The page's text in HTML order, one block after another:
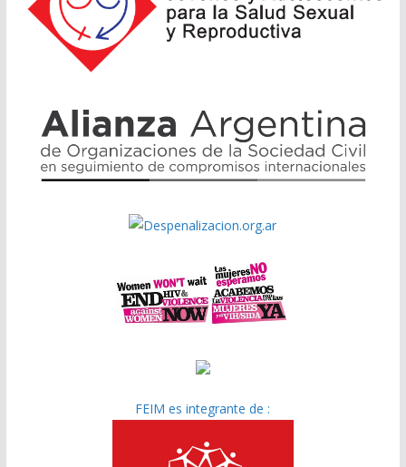
FEIM es integrante de :